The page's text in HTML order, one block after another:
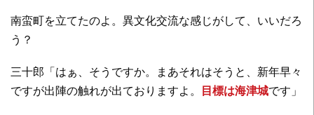
南蛮町を立てたのよ。異文化交流な感じがして、いいだろ
う？
三十郎「はぁ、そうですか。まあそれはそうと、新年早々
ですが出陣の触れが出ておりますよ。 目標は海津城です」